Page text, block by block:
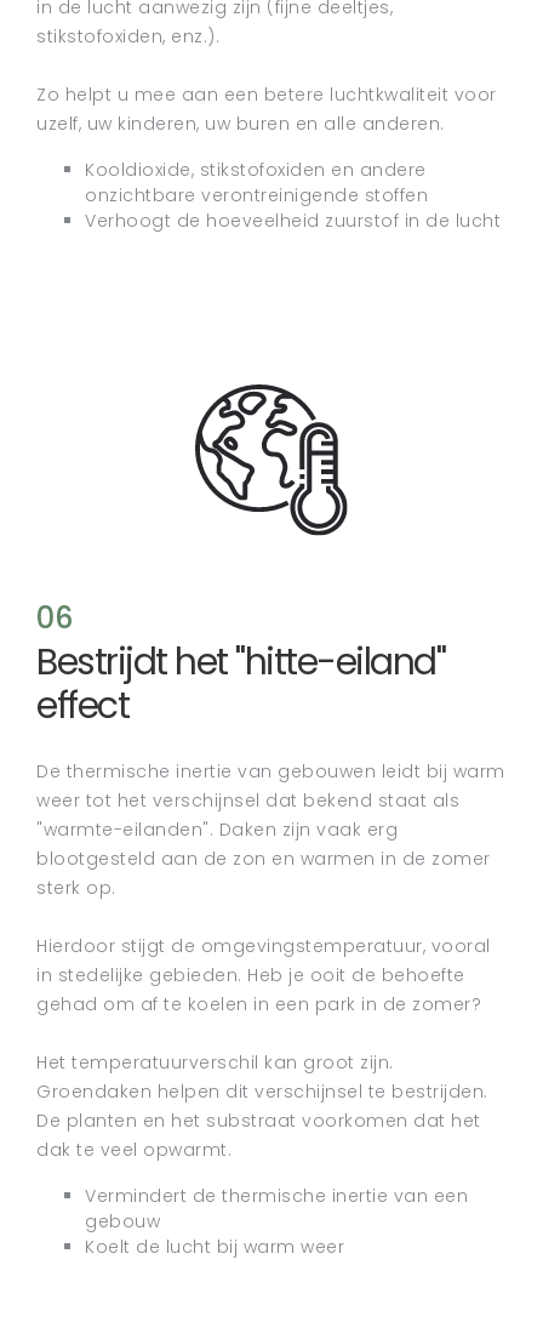
in de lucht aanwezig zijn (fijne deeltjes,
stikstofoxiden, enz.).
Zo helpt u mee aan een betere luchtkwaliteit voor
uzelf, uw kinderen, uw buren en alle anderen.
Kooldioxide, stikstofoxiden en andere
onzichtbare verontreinigende stoffen
Verhoogt de hoeveelheid zuurstof in de lucht
06
Bestrijdt het "hitte-eiland"
effect
De thermische inertie van gebouwen leidt bij warm
weer tot het verschijnsel dat bekend staat als
"warmte-eilanden". Daken zijn vaak erg
blootgesteld aan de zon en warmen in de zomer
sterk op.
Hierdoor stijgt de omgevingstemperatuur, vooral
in stedelijke gebieden. Heb je ooit de behoefte
gehad om af te koelen in een park in de zomer?
Het temperatuurverschil kan groot zijn.
Groendaken helpen dit verschijnsel te bestrijden.
De planten en het substraat voorkomen dat het
dak te veel opwarmt.
Vermindert de thermische inertie van een
gebouw
Koelt de lucht bij warm weer